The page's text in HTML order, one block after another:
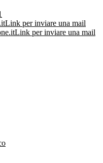
Link per inviare una mail
Link per inviare una mail